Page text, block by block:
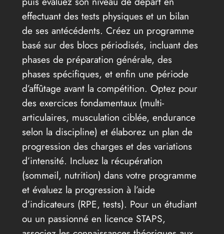
effectuant des tests physiques et un bilan
de ses antécédents. Créez un programme
basé sur des blocs périodisés, incluant des
phases de préparation générale, des
phases spécifiques, et enfin une période
d’affûtage avant la compétition. Optez pour
des exercices fondamentaux (multi-
articulaires, musculation ciblée, endurance
selon la discipline) et élaborez un plan de
progression des charges et des variations
d’intensité. Incluez la récupération
(sommeil, nutrition) dans votre programme
et évaluez la progression à l’aide
d’indicateurs (RPE, tests). Pour un étudiant
ou un passionné en licence STAPS,